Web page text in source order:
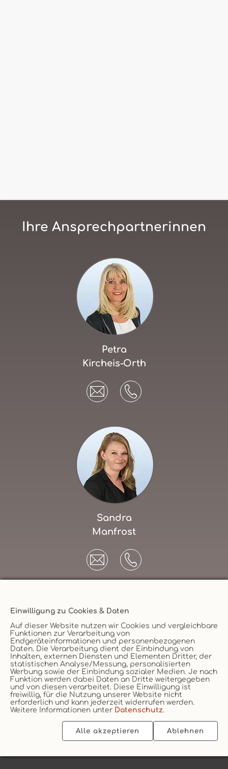
Einwilligung zu Cookies & Daten
Auf dieser Website nutzen wir Cookies und vergleichbare
Funktionen zur Verarbeitung von
Endgeräteinformationen und personenbezogenen
Daten. Die Verarbeitung dient der Einbindung von
Inhalten, externen Diensten und Elementen Dritter, der
statistischen Analyse/Messung, personalisierten
Werbung sowie der Einbindung sozialer Medien. Je nach
Funktion werden dabei Daten an Dritte weitergegeben
und von diesen verarbeitet. Diese Einwilligung ist
freiwillig, für die Nutzung unserer Website nicht
erforderlich und kann jederzeit widerrufen werden.
Weitere Informationen unter Datenschutz.
Alle akzeptieren Ablehnen
Ihre Ansprechpartnerinnen
Petra
Kircheis-Orth
Sandra
Manfrost
Versicherungsmakler
Vertrag widerruf
Unternehmen
AGB
Datenschutz
Impressum
Erstinformation
Cookie
2026 © vs vergleichen-und-sparen GmbH